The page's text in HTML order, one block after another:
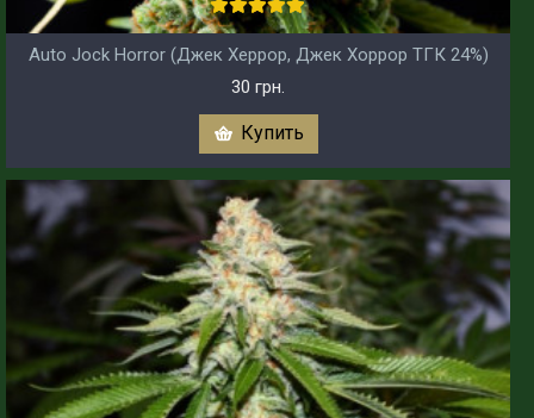
Auto Jock Horror (Джек Херрор, Джек Хоррор ТГК 24%)
30 грн.
Купить